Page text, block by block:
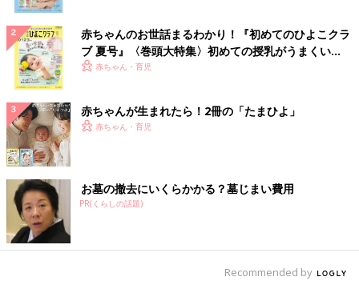
赤ちゃんのお世話まるわかり！『初めてのひよこクラ
ブ 夏号』〈巻頭大特集〉初めての授乳がうまくい
く！ おっぱい・ミルクの基本と夏のトラブル 解決テ
赤ちゃん・育児
赤ちゃんが生まれたら！2冊の「たまひよ」
赤ちゃん・育児
お墓の撤去にいくらかかる？墓じまい費用
PR(くらしの話題)
Recommended by